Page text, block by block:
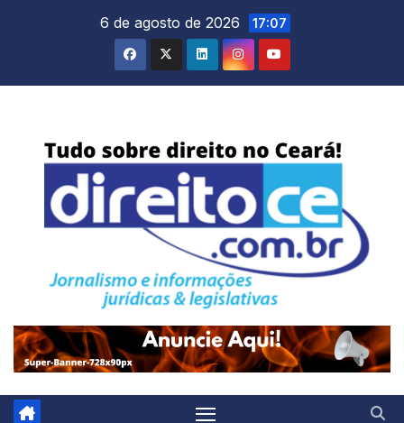
6 de agosto de 2026 17:07